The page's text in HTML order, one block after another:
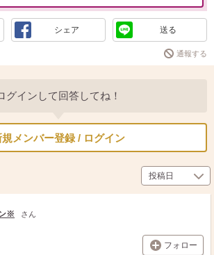
シェア 送る
通報する
グインして回答してね！
規メンバー登録 / ログイン
※ さん
フォロー